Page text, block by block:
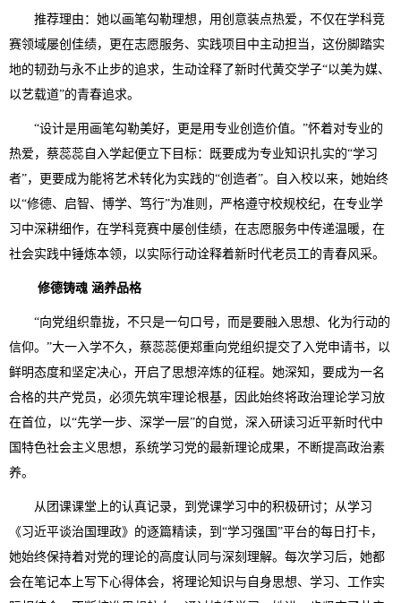
推荐理由：她以画笔勾勒理想，用创意装点热爱，不仅在学科竞
赛领域屡创佳绩，更在志愿服务、实践项目中主动担当，这份脚踏实
地的韧劲与永不止步的追求，生动诠释了新时代黄交学子“以美为媒、
以艺载道”的青春追求。
“设计是用画笔勾勒美好，更是用专业创造价值。”怀着对专业的
热爱，蔡蕊蕊自入学起便立下目标：既要成为专业知识扎实的“学习
者”，更要成为能将艺术转化为实践的“创造者”。自入校以来，她始终
以“修德、启智、博学、笃行”为准则，严格遵守校规校纪，在专业学
习中深耕细作，在学科竞赛中屡创佳绩，在志愿服务中传递温暖，在
社会实践中锤炼本领，以实际行动诠释着新时代老员工的青春风采。
修德铸魂 涵养品格
“向党组织靠拢，不只是一句口号，而是要融入思想、化为行动的
信仰。”大一入学不久，蔡蕊蕊便郑重向党组织提交了入党申请书，以
鲜明态度和坚定决心，开启了思想淬炼的征程。她深知，要成为一名
合格的共产党员，必须先筑牢理论根基，因此始终将政治理论学习放
在首位，以“先学一步、深学一层”的自觉，深入研读习近平新时代中
国特色社会主义思想，系统学习党的最新理论成果，不断提高政治素
养。
从团课课堂上的认真记录，到党课学习中的积极研讨；从学习
《习近平谈治国理政》的逐篇精读，到“学习强国”平台的每日打卡，
她始终保持着对党的理论的高度认同与深刻理解。每次学习后，她都
会在笔记本上写下心得体会，将理论知识与自身思想、学习、工作实